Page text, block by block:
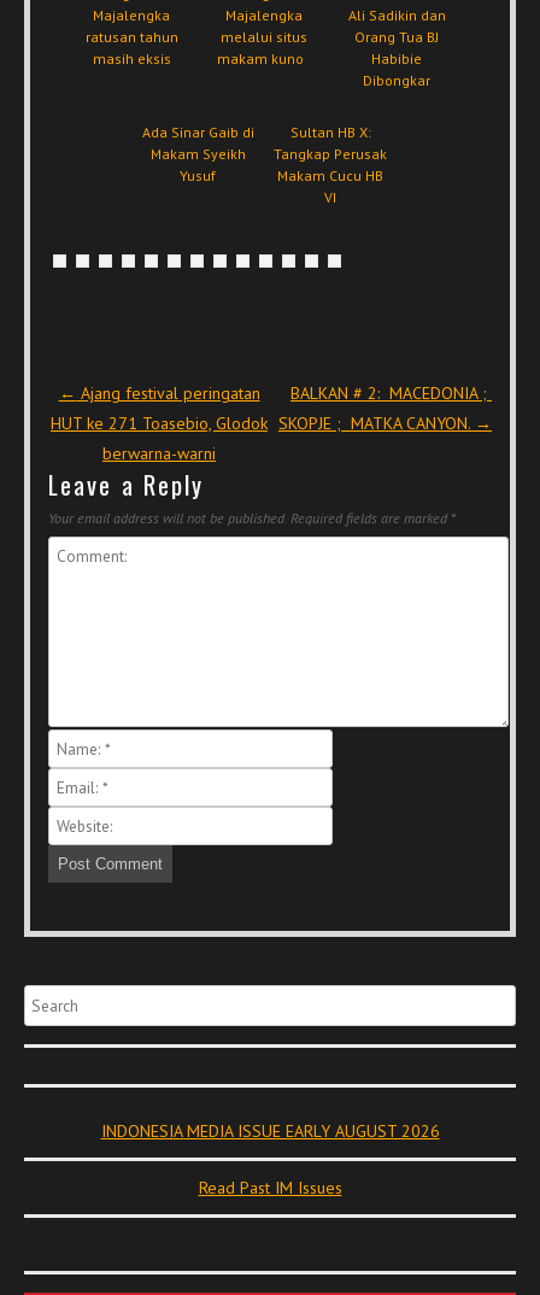
Majalengka
ratusan tahun
masih eksis
Majalengka
melalui situs
makam kuno
Ali Sadikin dan
Orang Tua BJ
Habibie
Dibongkar
Ada Sinar Gaib di
Makam Syeikh
Yusuf
Sultan HB X:
Tangkap Perusak
Makam Cucu HB
VI
Post navigation
← Ajang festival peringatan
HUT ke 271 Toasebio, Glodok
berwarna-warni
BALKAN # 2: MACEDONIA ;
SKOPJE ; MATKA CANYON. →
Leave a Reply
Your email address will not be published. Required fields are marked *
Search
INDONESIA MEDIA ISSUE EARLY AUGUST 2026
Read Past IM Issues